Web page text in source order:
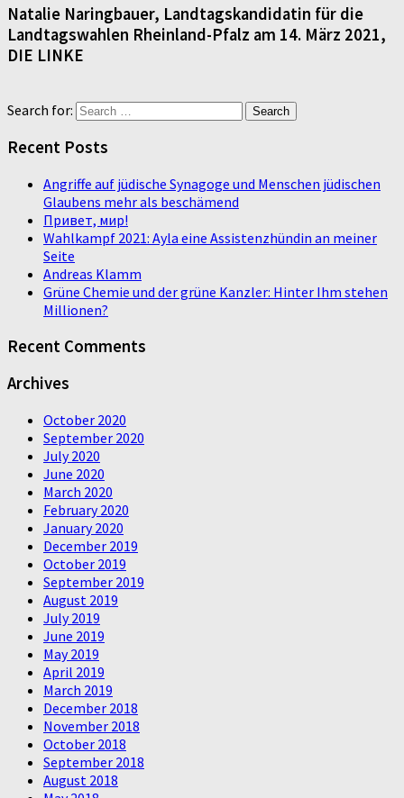
Natalie Naringbauer, Landtagskandidatin für die
Landtagswahlen Rheinland-Pfalz am 14. März 2021,
DIE LINKE
Search for:
Recent Posts
Angriffe auf jüdische Synagoge und Menschen jüdischen
Glaubens mehr als beschämend
Привет, мир!
Wahlkampf 2021: Ayla eine Assistenzhündin an meiner
Seite
Andreas Klamm
Grüne Chemie und der grüne Kanzler: Hinter Ihm stehen
Millionen?
Recent Comments
Archives
October 2020
September 2020
July 2020
June 2020
March 2020
February 2020
January 2020
December 2019
October 2019
September 2019
August 2019
July 2019
June 2019
May 2019
April 2019
March 2019
December 2018
November 2018
October 2018
September 2018
August 2018